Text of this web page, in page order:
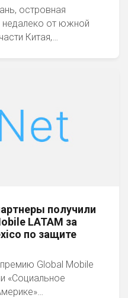
островная
недалеко от южной
Китая,…
получили
LATAM за
по защите
Global Mobile
«Социальное